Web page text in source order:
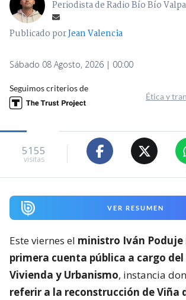
Periodista de Radio Bío Bío
Publicado porJean Valencia
Sábado 08 Agosto, 2026 | 00:00
Seguimos criterios de
Ética y
5155
visitas
VER RESUMEN
Este viernes el ministro Iván Poduje
primera cuenta pública a cargo
Vivienda y Urbanismo, instancia
referir a la reconstrucción de Viña